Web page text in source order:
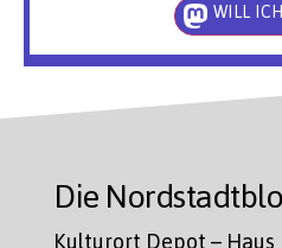
WILL
Die
Kulturort Depot – Haus